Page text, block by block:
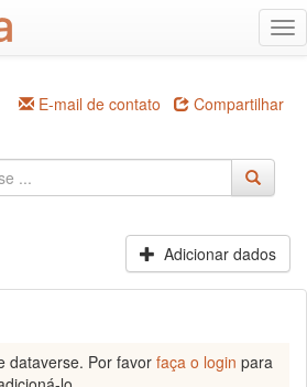
E-mail de contato Compartilhar
Adicionar dados
dataverse. Por favor faça o login para